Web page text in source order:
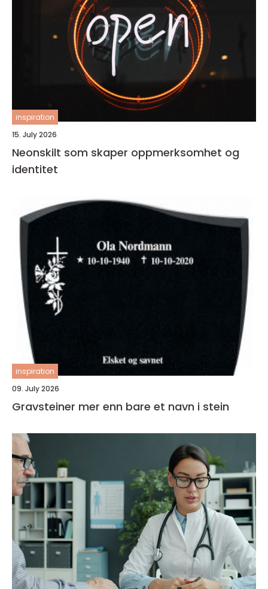
inspiration
15. July 2026
Neonskilt som skaper oppmerksomhet og
identitet
inspiration
09. July 2026
Gravsteiner mer enn bare et navn i stein